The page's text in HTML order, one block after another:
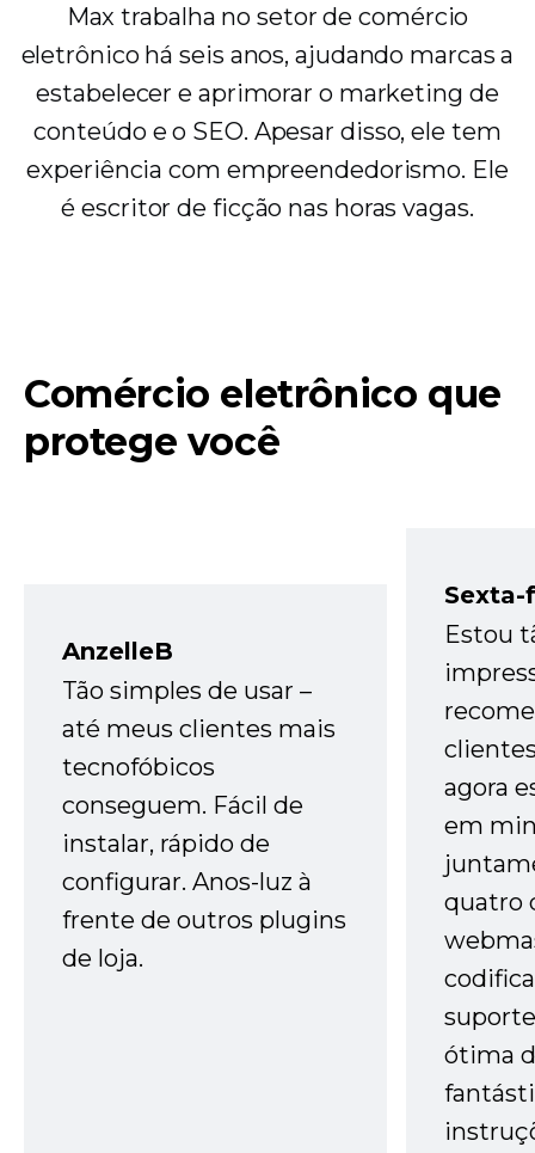
Max trabalha no setor de comércio
eletrônico há seis anos, ajudando marcas a
estabelecer e aprimorar o marketing de
conteúdo e o SEO. Apesar disso, ele tem
experiência com empreendedorismo. Ele
é escritor de ficção nas horas vagas.
Comércio eletrônico que
protege você
AnzelleB
Tão simples de usar –
até meus clientes mais
tecnofóbicos
conseguem. Fácil de
instalar, rápido de
configurar. Anos-luz à
frente de outros plugins
de loja.
Sexta-
Estou
agora
em
quatro
ótima